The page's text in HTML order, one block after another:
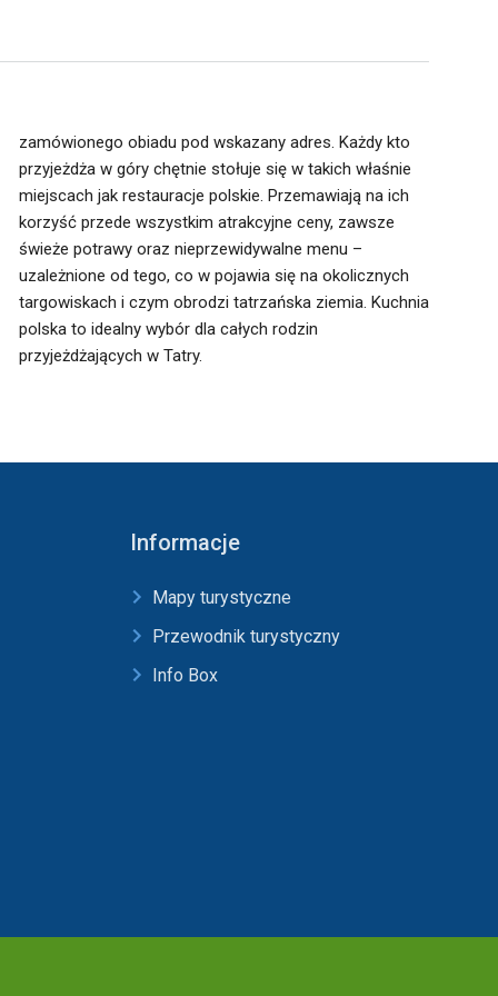
zamówionego obiadu pod wskazany adres. Każdy kto
przyjeżdża w góry chętnie stołuje się w takich właśnie
miejscach jak restauracje polskie. Przemawiają na ich
korzyść przede wszystkim atrakcyjne ceny, zawsze
świeże potrawy oraz nieprzewidywalne menu –
przyjeżdżających w Tatry.
Informacje
Mapy turystyczne
Przewodnik turystyczny
Info Box